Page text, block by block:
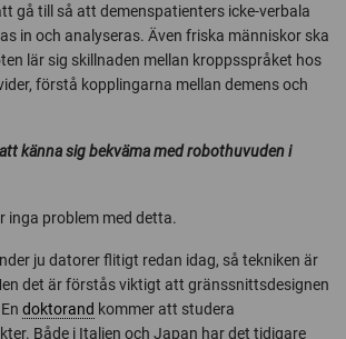
gå till så att demenspatienters icke-verbala
in och analyseras. Även friska människor ska
lär sig skillnaden mellan kroppsspråket hos
förstå kopplingarna mellan demens och
känna sig bekväma med robothuvuden i
inga problem med detta.
ju datorer flitigt redan idag, så tekniken är
det är förstås viktigt att gränssnittsdesignen
doktorand kommer att studera
Både i Italien och Japan har det tidigare